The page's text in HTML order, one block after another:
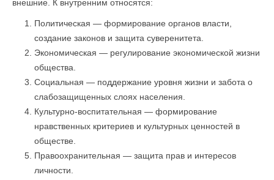
внешние. К внутренним относятся:
Политическая — формирование органов власти,
создание законов и защита суверенитета.
Экономическая — регулирование экономической жизни
общества.
Социальная — поддержание уровня жизни и забота о
слабозащищенных слоях населения.
Культурно-воспитательная — формирование
нравственных критериев и культурных ценностей в
обществе.
Правоохранительная — защита прав и интересов
личности.